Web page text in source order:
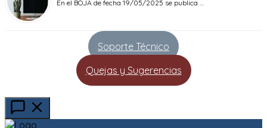
En el BOJA de fecha 19/05/2025 se publica …
Soporte Técnico
Quejas y Sugerencias